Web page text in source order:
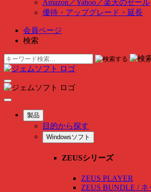
Amazon ／Yahoo ／楽天のセール
優待・アップグレード・延長
会員ページ
検索
製品
目的から探す
Windowsソフト
ZEUSシリーズ
ZEUS PLAYER
ZEUS BUNDLE / ネ